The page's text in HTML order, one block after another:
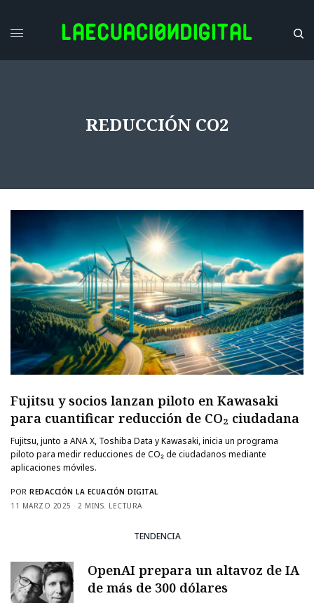
REDUCCIÓN CO2
Fujitsu y socios lanzan piloto en Kawasaki
para cuantificar reducción de CO₂ ciudadana
Fujitsu, junto a ANA X, Toshiba Data y Kawasaki, inicia un programa
piloto para medir reducciones de CO₂ de ciudadanos mediante
aplicaciones móviles.
POR REDACCIÓN LA ECUACIÓN DIGITAL
11 MARZO 2025
2 MINS. LECTURA
TENDENCIA
OpenAI prepara un altavoz de IA
de más de 300 dólares